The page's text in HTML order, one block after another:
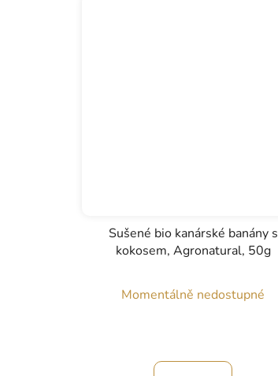
Sušené bio kanárské banány s
kokosem, Agronatural, 50g
Momentálně nedostupné